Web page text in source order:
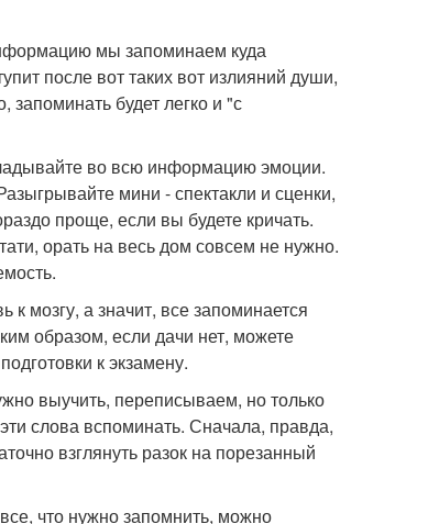
мы запоминаем куда
после вот таких вот излияний души,
запоминать будет легко и "с
во всю информацию эмоции.
мини - спектакли и сценки,
проще, если вы будете кричать.
орать на весь дом совсем не нужно.
мозгу, а значит, все запоминается
образом, если дачи нет, можете
к экзамену.
выучить, переписываем, но только
слова вспоминать. Сначала, правда,
взглянуть разок на порезанный
что нужно запомнить, можно